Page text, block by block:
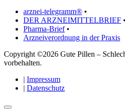
arznei-telegramm® •
DER ARZNEIMITTELBRIEF •
Pharma-Brief•
Arzneiverordnung in der Praxis
Copyright ©2026 Gute Pillen –
vorbehalten.
| Impressum
| Datenschutz